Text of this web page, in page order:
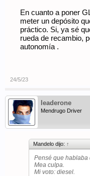
En cuanto a poner
meter un depósito
práctico. Si, ya sé
rueda de recambio,
autonomía .
24/5/23
leaderone
Mendrugo Driver
Mandelo dijo: ↑
Pensé que hablaba
Mea culpa.
Mi voto: diesel.